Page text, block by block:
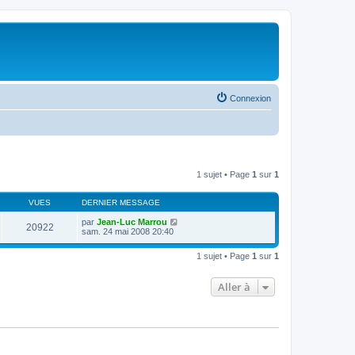
Connexion
1 sujet • Page 1 sur 1
VUES DERNIER MESSAGE
20922 par Jean-Luc Marrou
sam. 24 mai 2008 20:40
1 sujet • Page 1 sur 1
Aller à